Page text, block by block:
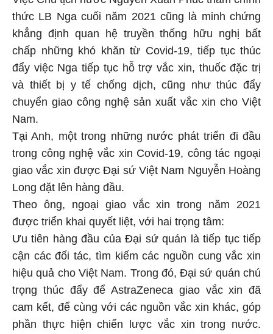
thức LB Nga cuối năm 2021 cũng là minh chứng
khẳng định quan hệ truyền thống hữu nghị bất
chấp những khó khăn từ Covid-19, tiếp tục thúc
đẩy việc Nga tiếp tục hỗ trợ vắc xin, thuốc đặc trị
và thiết bị y tế chống dịch, cũng như thúc đẩy
chuyển giao công nghệ sản xuất vắc xin cho Việt
Nam.
Tại Anh, một trong những nước phát triển đi đầu
trong công nghệ vắc xin Covid-19, công tác ngoại
giao vắc xin được Đại sứ Việt Nam Nguyễn Hoàng
Long đặt lên hàng đầu.
Theo ông, ngoại giao vắc xin trong năm 2021
được triển khai quyết liệt, với hai trọng tâm:
Ưu tiên hàng đầu của Đại sứ quán là tiếp tục tiếp
cận các đối tác, tìm kiếm các nguồn cung vắc xin
hiệu quả cho Việt Nam. Trong đó, Đại sứ quán chú
trọng thúc đẩy để AstraZeneca giao vắc xin đã
cam kết, để cùng với các nguồn vắc xin khác, góp
phần thực hiện chiến lược vắc xin trong nước.